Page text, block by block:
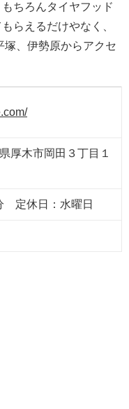
ちろんタイヤフッド
らえるだけやなく、
塚、伊勢原からアクセ
厚木市岡田３丁目１
定休日：水曜日